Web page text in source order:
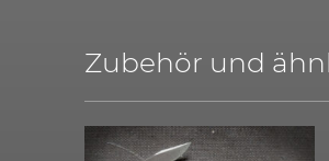
Zubehör und